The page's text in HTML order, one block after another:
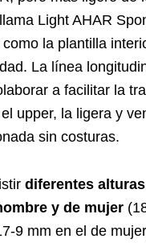
Light AHAR
la plantilla
La línea
a facilitar la
upper, la ligera y
sin costuras.
diferentes
y de mujer
9 mm en el de